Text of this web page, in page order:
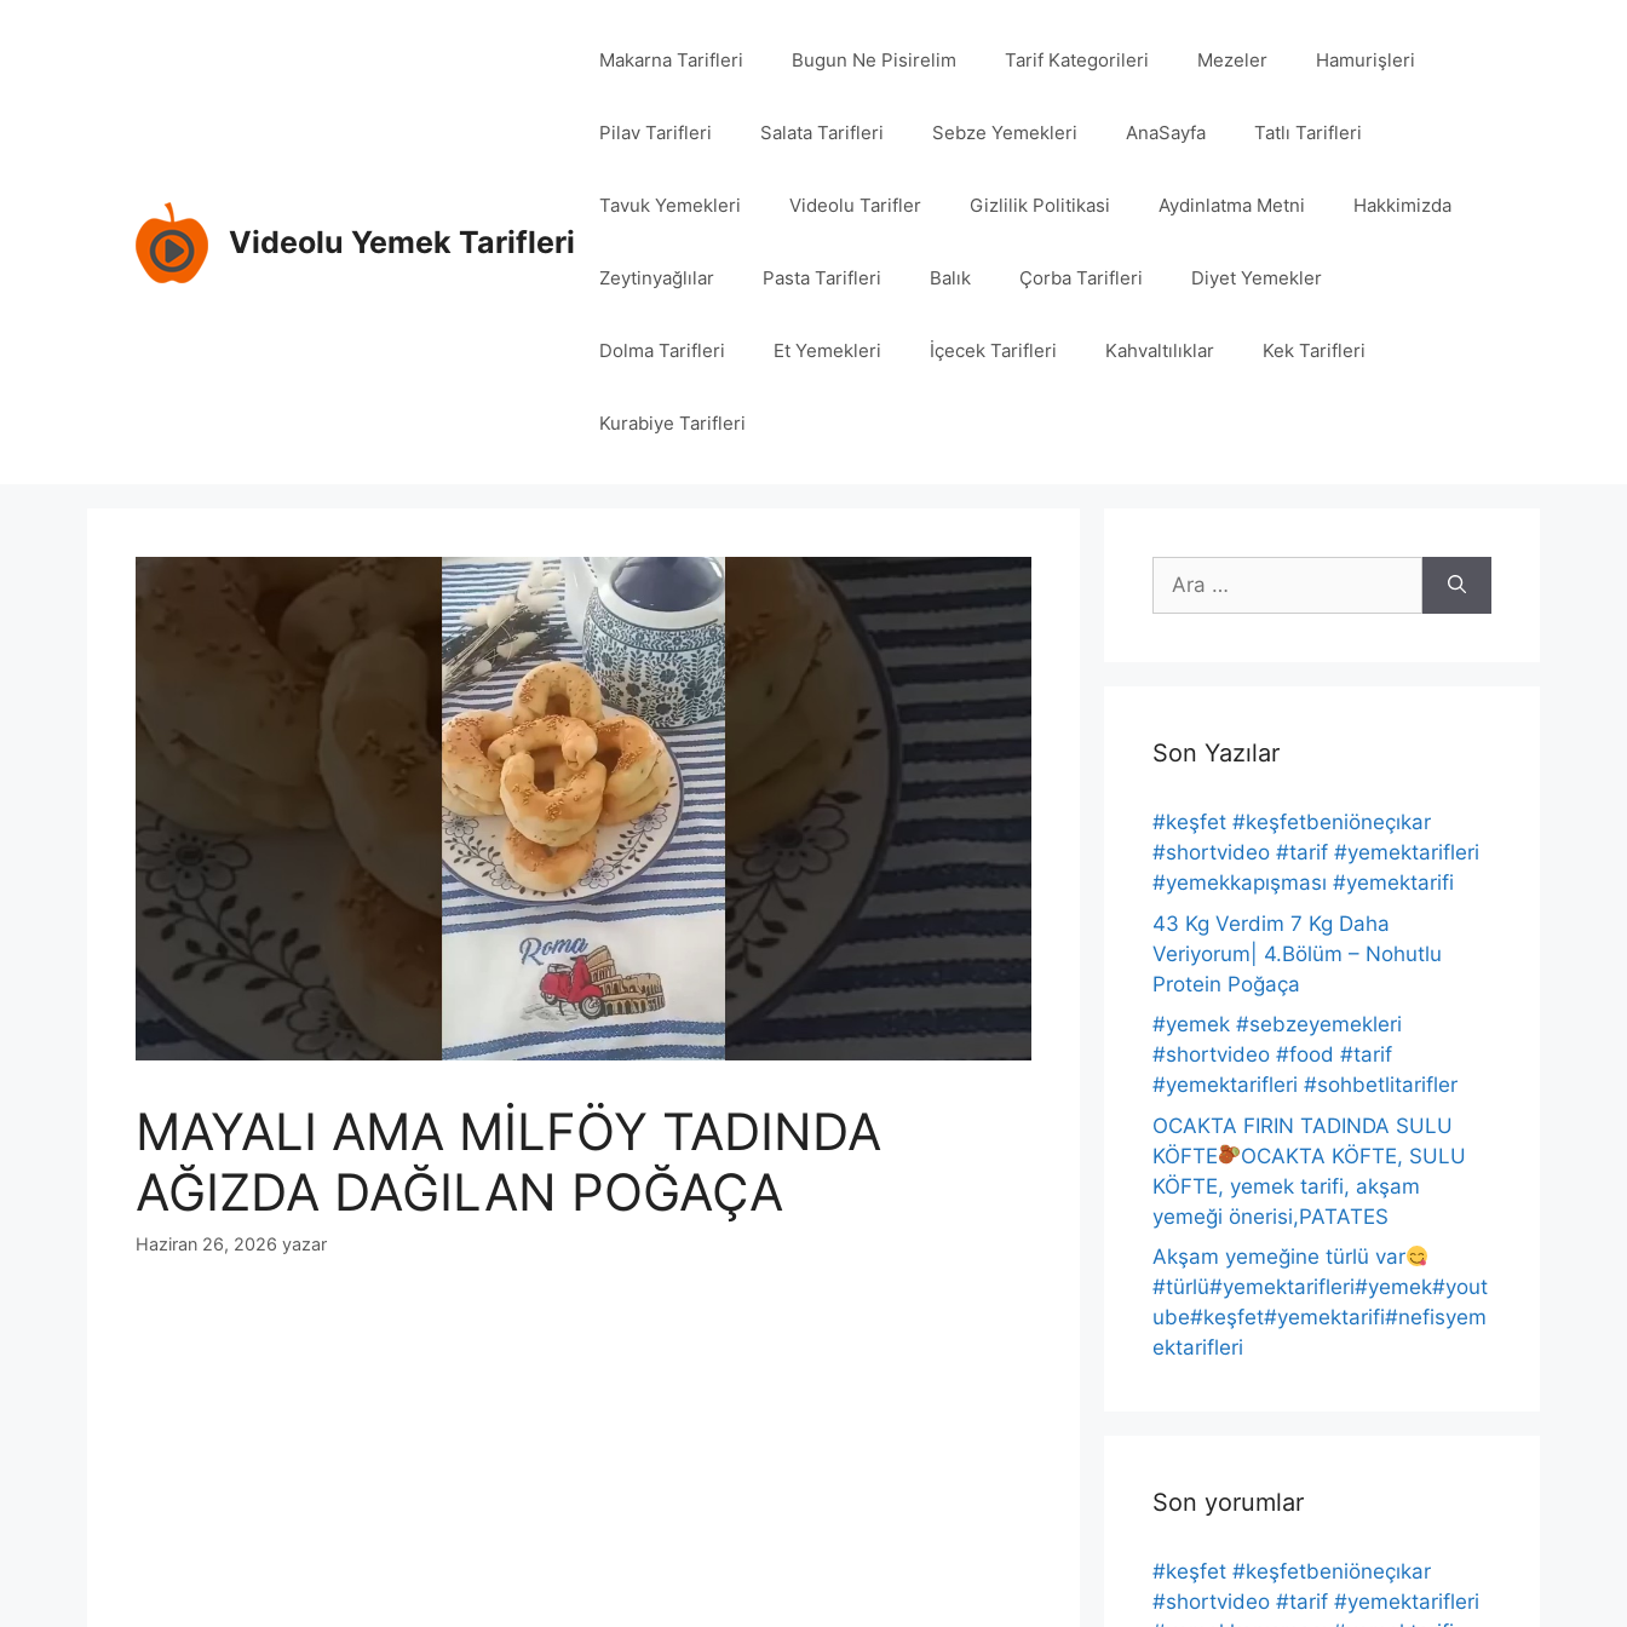
Videolu Yemek Tarifleri
Makarna Tarifleri Bugun Ne Pisirelim Tarif Kategorileri Mezeler Hamurişleri
Pilav Tarifleri Salata Tarifleri Sebze Yemekleri AnaSayfa Tatlı Tarifleri
Tavuk Yemekleri Videolu Tarifler Gizlilik Politikasi Aydinlatma Metni Hakkimizda
Zeytinyağlılar Pasta Tarifleri Balık Çorba Tarifleri Diyet Yemekler
Dolma Tarifleri Et Yemekleri İçecek Tarifleri Kahvaltılıklar Kek Tarifleri
Kurabiye Tarifleri
MAYALI AMA MİLFÖY TADINDA
AĞIZDA DAĞILAN POĞAÇA
Haziran 26, 2026 yazar
için
Son Yazılar
#keşfet #keşfetbeniöneçıkar
#shortvideo #tarif #yemektarifleri
#yemekkapışması #yemektarifi
43 Kg Verdim 7 Kg Daha
Veriyorum| 4.Bölüm – Nohutlu
Protein Poğaça
#yemek #sebzeyemekleri
#shortvideo #food #tarif
#yemektarifleri #sohbetlitarifler
OCAKTA FIRIN TADINDA SULU
KÖFTE
OCAKTA KÖFTE, SULU
KÖFTE, yemek tarifi, akşam
yemeği önerisi,PATATES
Akşam yemeğine türlü var
#türlü#yemektarifleri#yemek#yout
ube#keşfet#yemektarifi#nefisyem
ektarifleri
Son yorumlar
#keşfet #keşfetbeniöneçıkar
#shortvideo #tarif #yemektarifleri